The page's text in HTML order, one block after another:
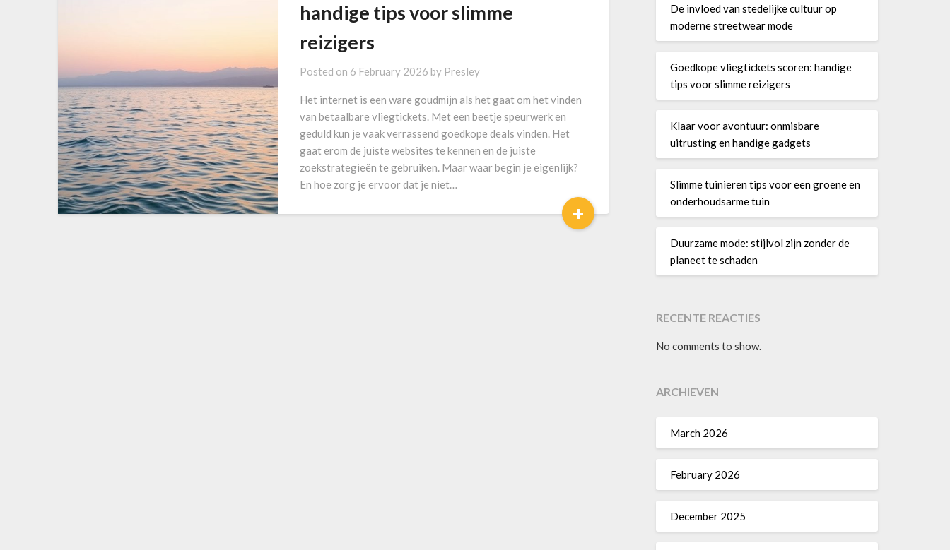
handige tips voor slimme
reizigers
Posted on 6 February 2026 by Presley
Het internet is een ware goudmijn als het gaat om het vinden
van betaalbare vliegtickets. Met een beetje speurwerk en
geduld kun je vaak verrassend goedkope deals vinden. Het
gaat erom de juiste websites te kennen en de juiste
zoekstrategieën te gebruiken. Maar waar begin je eigenlijk?
En hoe zorg je ervoor dat je niet…
+
De invloed van stedelijke cultuur op
moderne streetwear mode
Goedkope vliegtickets scoren: handige
tips voor slimme reizigers
Klaar voor avontuur: onmisbare
uitrusting en handige gadgets
Slimme tuinieren tips voor een groene en
onderhoudsarme tuin
Duurzame mode: stijlvol zijn zonder de
planeet te schaden
RECENTE REACTIES
No comments to show.
ARCHIEVEN
March 2026
February 2026
December 2025